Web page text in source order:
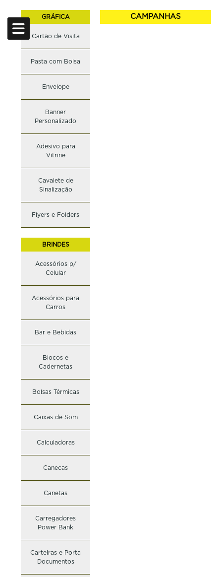
GRÁFICA
Cartão de Visita
Pasta com Bolsa
Envelope
Banner
Personalizado
Adesivo para
Vitrine
Cavalete de
Sinalização
Flyers e Folders
BRINDES
Acessórios p/
Celular
Acessórios para
Carros
Bar e Bebidas
Blocos e
Cadernetas
Bolsas Térmicas
Caixas de Som
Calculadoras
Canecas
Canetas
Carregadores
Power Bank
Carteiras e Porta
Documentos
CAMPANHAS